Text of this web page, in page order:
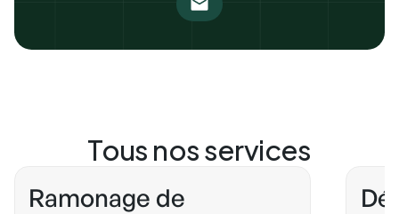
Tous nos services
Ramonage de